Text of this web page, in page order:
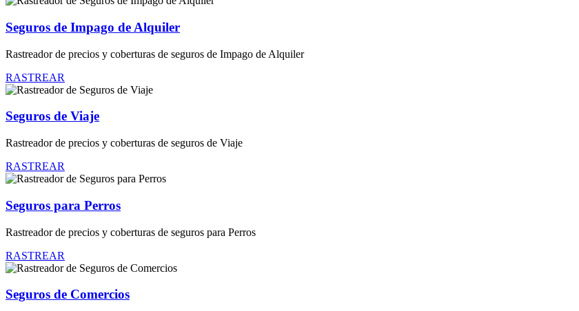
Seguros de Impago de Alquiler
Rastreador de precios y coberturas de seguros de Impago de Alquiler
RASTREAR
Seguros de Viaje
Rastreador de precios y coberturas de seguros de Viaje
RASTREAR
Seguros para Perros
Rastreador de precios y coberturas de seguros para Perros
RASTREAR
Seguros de Comercios